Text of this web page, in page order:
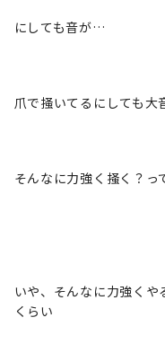
にしても音が…
爪で掻いてるにしても大
そんなに力強く掻く？っ
いや、そんなに力強くや
くらい